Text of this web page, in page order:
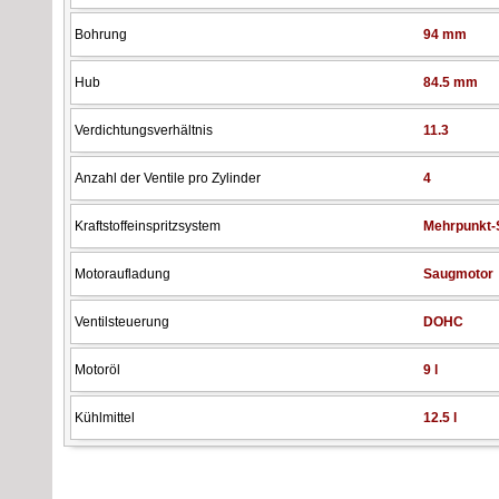
Bohrung 94 mm
Hub 84.5 mm
Verdichtungsverhältnis 11.3
Anzahl der Ventile pro Zylinder 4
Kraftstoffeinspritzsystem
Motoraufladung Saugmotor
Ventilsteuerung DOHC
Motoröl 9 l
Kühlmittel 12.5 l